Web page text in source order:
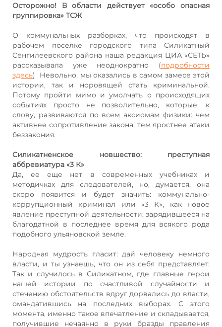
Осторожно! В области действует «особо опасная
группировка» ТСЖ
О коммунальных разборках, что происходят в
рабочем посёлке городского типа Силикатный
Сенгилеевского района наша редакция ЦИА «СЕТЬ»
рассказывала уже неоднократно (подробности
здесь) Невольно, мы оказались в самом замесе этой
истории, так и норовящей стать криминальной.
Потому пройти мимо и умолчать о происходящих
событиях просто не позволительно, которые, к
слову, развиваются по всем аксиомам физики: чем
активнее сопротивление закона, тем яростнее атаки
беззакония.
Силикатненское новшество: преступная
аббревиатура «3 К»
Да, ее еще нет в современных учебниках и
методичках для следователей, но, думается, она
скоро появится и будет значить: коммунально-
коррупционный криминал или «3 К», как новое
явление преступной деятельности, зарядившееся на
благодатной в последнее время для всякого рода
подобного ульяновской земле.
Народная мудрость гласит: дай человеку немного
власти, и ты узнаешь, что он из себя представляет.
Так и случилось в Силикатном, где главные герои
нашей истории по счастливой случайности и
стечению обстоятельств вдруг дорвались до власти,
омандатившись на последних выборах. С этого
момента, именно такое впечатление и складывается,
получившие нечаянно в руки бразды правления